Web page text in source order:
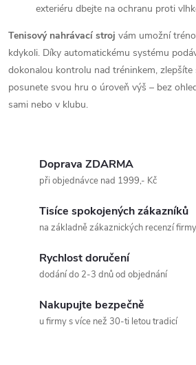
exteriéru dbejte na ochranu proti
Tenisový nahrávací stroj vám umožní
kdykoli. Díky automatickému systému
dokonalou kontrolu nad tréninkem,
posunete svou hru o úroveň výš – bez
sami nebo v klubu.
Doprava ZDARMA
při objednávce nad 1999,- Kč
Tisíce spokojených zákazníků
na základně zákaznických recenzí firmy
Rychlost doručení
dodání do 2-3 dnů od objednání
Nakupujte bezpečně
u firmy s více než 30-ti letou tradicí